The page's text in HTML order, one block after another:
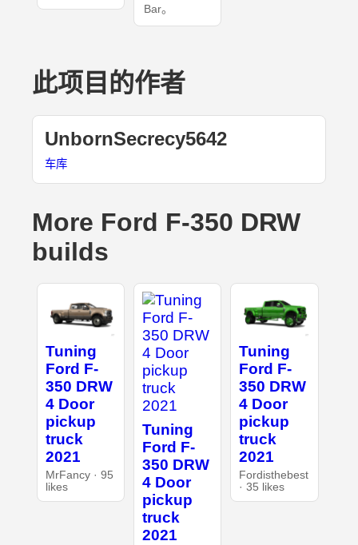
Bar。
此项目的作者
UnbornSecrecy5642
车库
More Ford F-350 DRW
builds
Tuning
Ford F-
350 DRW
4 Door
pickup
truck
2021
MrFancy · 95
likes
Tuning
Ford F-
350 DRW
4 Door
pickup
truck
2021
Tuning
Ford F-
350 DRW
4 Door
pickup
truck
2021
Fordisthebest
· 35 likes